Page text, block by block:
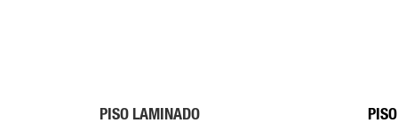
PISO LAMINADO